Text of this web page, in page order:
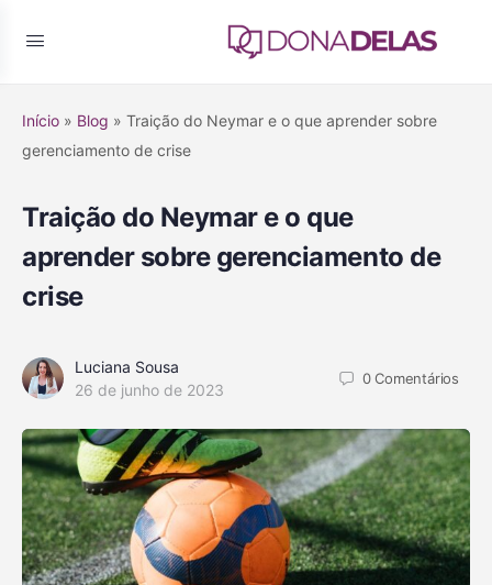
Início » Blog » Traição do Neymar e o que aprender sobre
gerenciamento de crise
Traição do Neymar e o que
aprender sobre gerenciamento de
crise
Luciana Sousa
26 de junho de 2023
0Comentários